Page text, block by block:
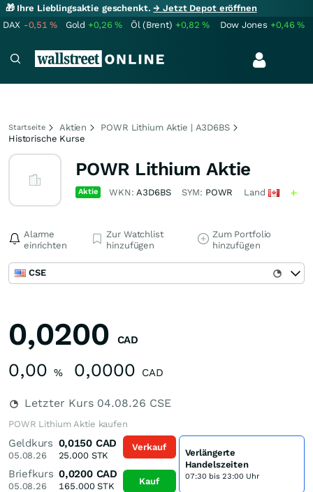
🎁 Ihre Lieblingsaktie geschenkt.→ Jetzt Depot eröffnen
DAX -0,51% Gold +0,26% Öl (Brent) +0,82% Dow Jones +0,46%
Startseite Aktien
POWR Lithium Aktie | A3D6BS
Historische Kurse
POWR Lithium Aktie
Aktie WKN:A3D6BS SYM: POWR Land
Alarme
einrichten
Zur Watchlist
hinzufügen
Zum Portfolio
hinzufügen
CSE
0,0200 CAD
0,00 % 0,0000 CAD
Letzter Kurs 04.08.26 CSE
POWR Lithium Aktie kaufen
Geldkurs
05.08.26
0,0150 CAD
25.000STK
Briefkurs
05.08.26
0,0200 CAD
165.000STK
Verkauf
Kauf
Verlängerte
Handelszeiten
07:30 bis 23:00 Uhr